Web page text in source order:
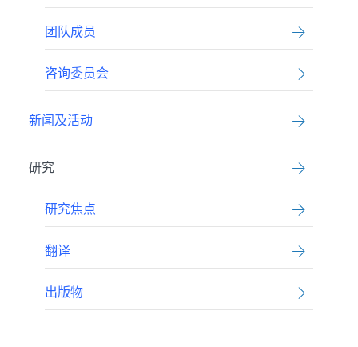
团队成员
咨询委员会
新闻及活动
研究
研究焦点
翻译
出版物